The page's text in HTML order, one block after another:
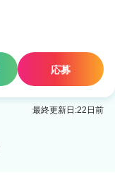
応募
最終更新日:22日前